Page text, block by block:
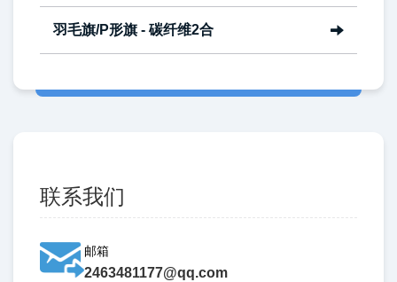
羽毛旗/P形旗 - 碳纤维2合
联系我们
邮箱
2463481177@qq.com